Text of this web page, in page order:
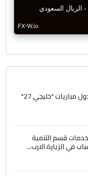
الاتحاد الخليجي يعلن جدول مباريات "خليجي 27"
خدمات قسم التنمية
في الزيارة الارب...